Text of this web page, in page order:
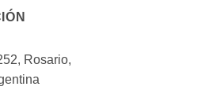
Rosario,